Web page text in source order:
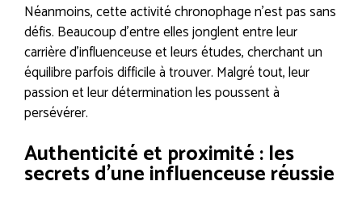
Néanmoins, cette activité chronophage n’est pas sans
défis. Beaucoup d’entre elles jonglent entre leur
carrière d’influenceuse et leurs études, cherchant un
équilibre parfois difficile à trouver. Malgré tout, leur
passion et leur détermination les poussent à
persévérer.
Authenticité et proximité : les
secrets d’une influenceuse réussie